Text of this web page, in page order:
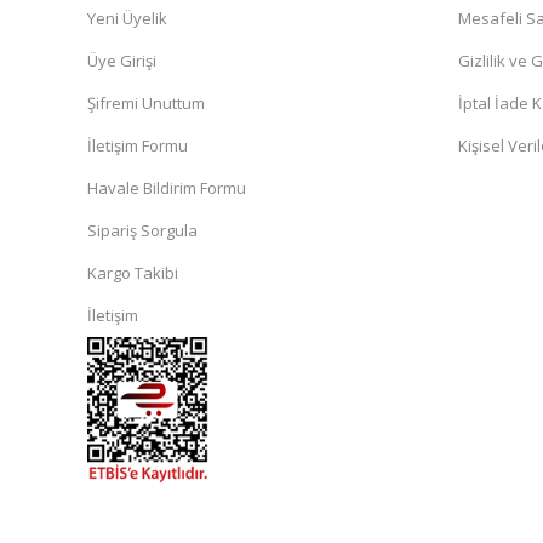
Yeni Üyelik
Üye Girişi
Şifremi Unuttum
İletişim Formu
Havale Bildirim Formu
Sipariş Sorgula
Kargo Takibi
İletişim
Mesafeli
Gizlilik ve
İptal İade
Kişisel